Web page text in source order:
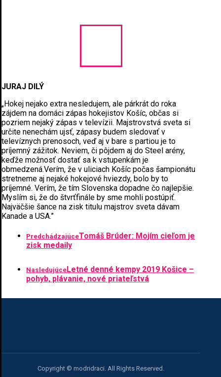
JURAJ DILÝ
„Hokej nejako extra nesledujem, ale párkrát do roka
zájdem na domáci zápas hokejistov Košíc, občas si
pozriem nejaký zápas v televízii. Majstrovstvá sveta si
určite nenechám ujsť, zápasy budem sledovať v
televíznych prenosoch, veď aj v bare s partiou je to
príjemný zážitok. Neviem, či pôjdem aj do Steel arény,
keďže možnosť dostať sa k vstupenkám je
obmedzená.Verím, že v uliciach Košíc počas šampionátu
stretneme aj nejaké hokejové hviezdy, bolo by to
príjemné. Verím, že tím Slovenska dopadne čo najlepšie.
Myslím si, že do štvrťfinále by sme mohli postúpiť.
Najväčšie šance na zisk titulu majstrov sveta dávam
Kanade a USA.”
PredchádzajúceTomáš Brúder: Mojím cieľom je
zisk medaily
NasledujúceLetné denné kempy 2019 Košice –
pohyb, plávanie, nové priateľstvá
Copyright © modridraci. All Rights Reserved.